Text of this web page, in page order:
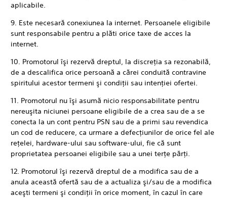
aplicabile.
9. Este necesară conexiunea la internet. Persoanele eligibile
sunt responsabile pentru a plăti orice taxe de acces la
internet.
10. Promotorul îşi rezervă dreptul, la discreţia sa rezonabilă,
de a descalifica orice persoană a cărei conduită contravine
spiritului acestor termeni şi condiţii sau intenţiei ofertei.
11. Promotorul nu îşi asumă nicio responsabilitate pentru
nereuşita niciunei persoane eligibile de a crea sau de a se
conecta la un cont pentru PSN sau de a primi sau revendica
un cod de reducere, ca urmare a defecţiunilor de orice fel ale
reţelei, hardware-ului sau software-ului, fie că sunt
proprietatea persoanei eligibile sau a unei terţe părţi.
12. Promotorul îşi rezervă dreptul de a modifica sau de a
anula această ofertă sau de a actualiza şi/sau de a modifica
aceşti termeni şi condiţii în orice moment, în cazul în care